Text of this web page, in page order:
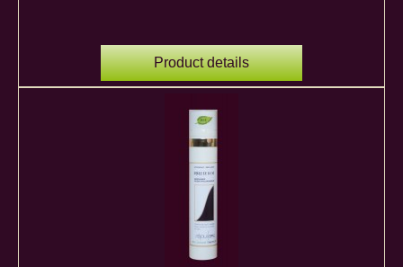
Product details